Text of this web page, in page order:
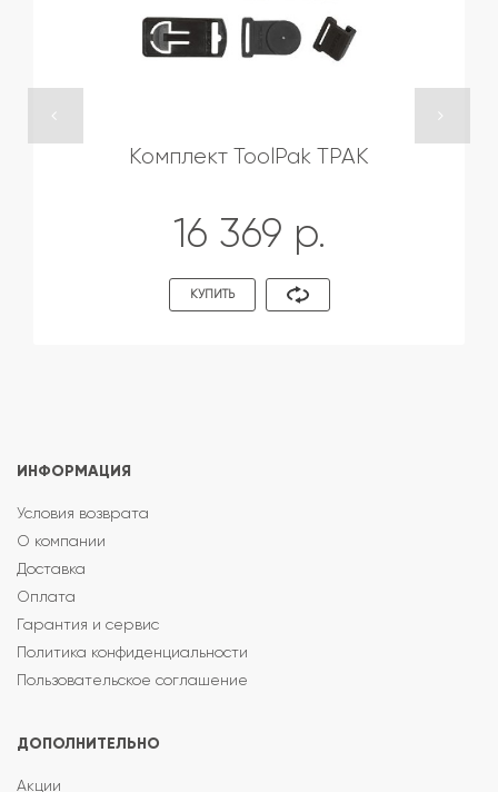
Комплект ToolPak TPAK
16 369 р.
КУПИТЬ
ИНФОРМАЦИЯ
Условия возврата
О компании
Доставка
Оплата
Гарантия и сервис
Политика конфиденциальности
Пользовательское соглашение
ДОПОЛНИТЕЛЬНО
Акции